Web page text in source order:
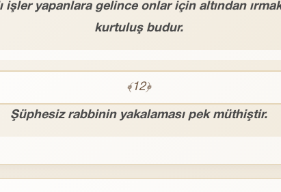
yapanlara gelince onlar için altından
kurtuluş budur.
﴾12﴿
Şüphesiz rabbinin yakalaması pek müthiştir.